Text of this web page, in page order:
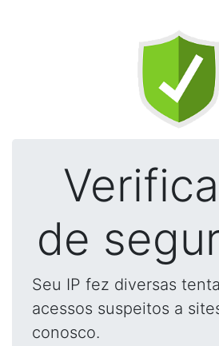
de
Seu IP fez diversas
acessos suspeitos a
conosco.